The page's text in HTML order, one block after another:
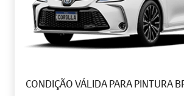
CONDIÇÃO VÁLIDA PARA PINTURA